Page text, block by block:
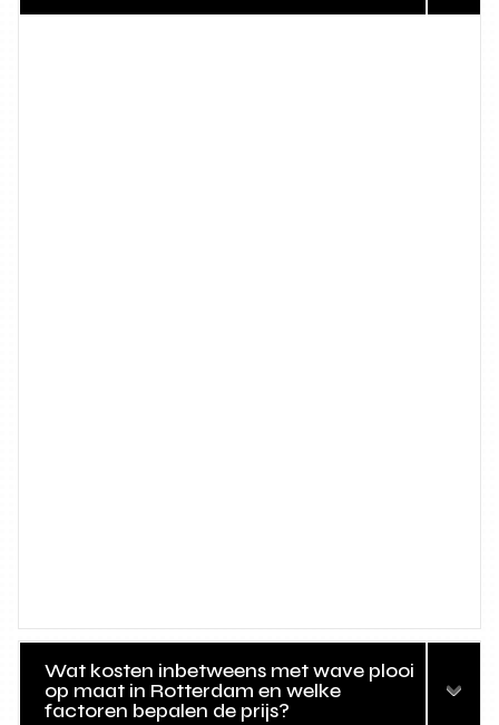
Wat kosten inbetweens met wave plooi
op maat in Rotterdam en welke
factoren bepalen de prijs?